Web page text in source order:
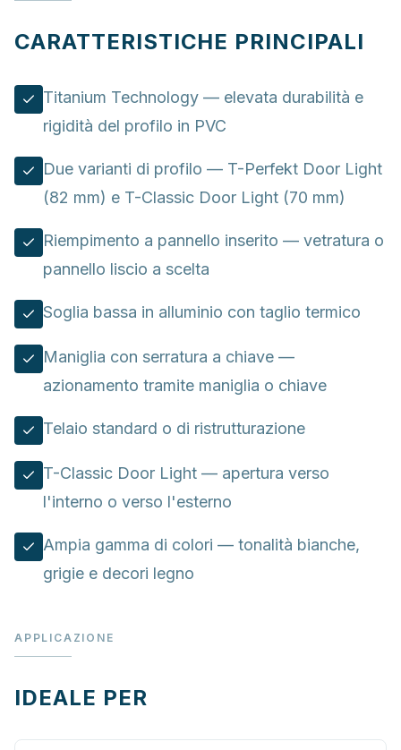
CARATTERISTICHE PRINCIPALI
Titanium Technology — elevata durabilità e
rigidità del profilo in PVC
Due varianti di profilo — T-Perfekt Door Light
(82 mm) e T-Classic Door Light (70 mm)
Riempimento a pannello inserito — vetratura o
pannello liscio a scelta
Soglia bassa in alluminio con taglio termico
Maniglia con serratura a chiave —
azionamento tramite maniglia o chiave
Telaio standard o di ristrutturazione
T-Classic Door Light — apertura verso
l'interno o verso l'esterno
Ampia gamma di colori — tonalità bianche,
grigie e decori legno
APPLICAZIONE
IDEALE PER